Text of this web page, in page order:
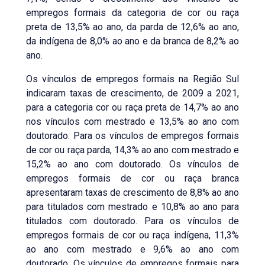
empregos formais da categoria de cor ou raça
preta de 13,5% ao ano, da parda de 12,6% ao ano,
da indígena de 8,0% ao ano e da branca de 8,2% ao
ano.
Os vínculos de empregos formais na Região Sul
indicaram taxas de crescimento, de 2009 a 2021,
para a categoria cor ou raça preta de 14,7% ao ano
nos vínculos com mestrado e 13,5% ao ano com
doutorado. Para os vínculos de empregos formais
de cor ou raça parda, 14,3% ao ano com mestrado e
15,2% ao ano com doutorado. Os vínculos de
empregos formais de cor ou raça branca
apresentaram taxas de crescimento de 8,8% ao ano
para titulados com mestrado e 10,8% ao ano para
titulados com doutorado. Para os vínculos de
empregos formais de cor ou raça indígena, 11,3%
ao ano com mestrado e 9,6% ao ano com